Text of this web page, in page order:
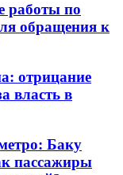
работы по
обращения к
отрицание
власть в
Баку
пассажиры